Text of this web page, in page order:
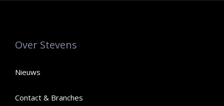
Over Stevens
Nieuws
Contact & Branches